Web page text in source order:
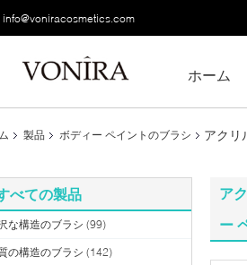
info@voniracosmetics.com
ホーム
製品 ボディー ペイントのブラシ
アクリ
べての製品
な構造のブラシ (99)
の構造のブラシ (142)
ア
ー